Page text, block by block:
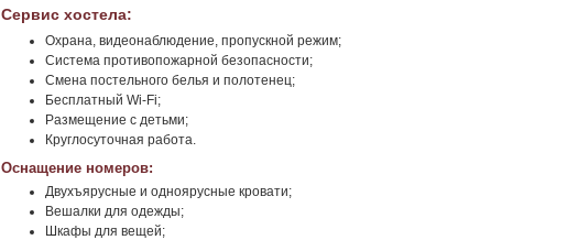
Сервис хостела:
Охрана, видеонаблюдение, пропускной режим;
Система противопожарной безопасности;
Смена постельного белья и полотенец;
Бесплатный Wi-Fi;
Размещение с детьми;
Круглосуточная работа.
Оснащение номеров:
Двухъярусные и одноярусные кровати;
Вешалки для одежды;
Шкафы для вещей;